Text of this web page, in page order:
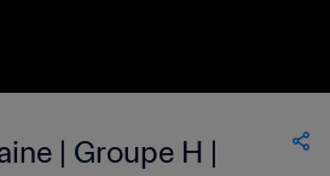
| Groupe H |